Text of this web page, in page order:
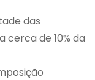
das
de 10% da